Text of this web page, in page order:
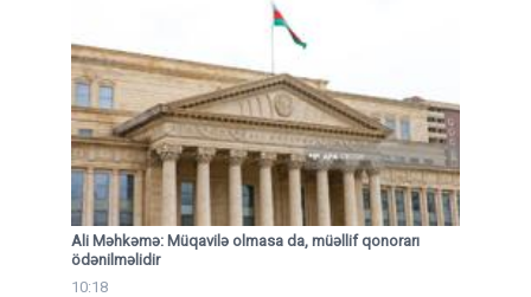
Ali Məhkəmə: Müqavilə olmasa da, müəllif qonorarı
ödənilməlidir
10:18